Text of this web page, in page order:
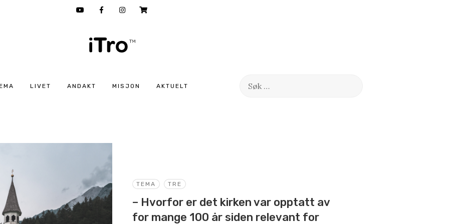
LIVET ANDAKT MISJON AKTUELT
Søk
TEMA TRE
– Hvorfor er det kirken var opptatt av
for mange 100 år siden relevant for